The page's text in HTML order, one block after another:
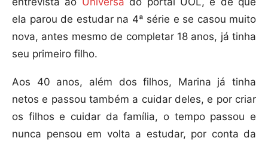
ela parou de estudar na 4ª série e se casou muito
nova, antes mesmo de completar 18 anos, já tinha
seu primeiro filho.
Aos 40 anos, além dos filhos, Marina já tinha
netos e passou também a cuidar deles, e por criar
os filhos e cuidar da família, o tempo passou e
nunca pensou em volta a estudar, por conta da